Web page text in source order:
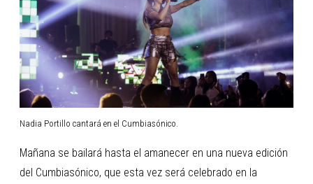
Nadia Portillo cantará en el Cumbiasónico.
Mañana se bailará hasta el amanecer en una nueva edición
del Cumbiasónico, que esta vez será celebrado en la